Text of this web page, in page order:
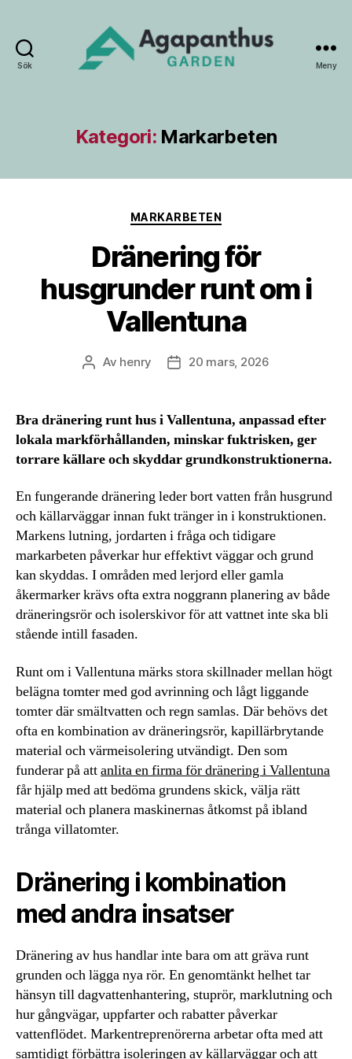
Sök Meny
Kategori: Markarbeten
Kategorier
MARKARBETEN
Dränering för
husgrunder runt om i
Vallentuna
Inläggsförfattare
Av henry Inläggsdatum
20 mars, 2026
Bra dränering runt hus i Vallentuna, anpassad efter
lokala markförhållanden, minskar fuktrisken, ger
torrare källare och skyddar grundkonstruktionerna.
En fungerande dränering leder bort vatten från husgrund
och källarväggar innan fukt tränger in i konstruktionen.
Markens lutning, jordarten i fråga och tidigare
markarbeten påverkar hur effektivt väggar och grund
kan skyddas. I områden med lerjord eller gamla
åkermarker krävs ofta extra noggrann planering av både
dräneringsrör och isolerskivor för att vattnet inte ska bli
stående intill fasaden.
Runt om i Vallentuna märks stora skillnader mellan högt
belägna tomter med god avrinning och lågt liggande
tomter där smältvatten och regn samlas. Där behövs det
ofta en kombination av dräneringsrör, kapillärbrytande
material och värmeisolering utvändigt. Den som
funderar på attanlita en firma för dränering i Vallentuna
får hjälp med att bedöma grundens skick, välja rätt
material och planera maskinernas åtkomst på ibland
trånga villatomter.
Dränering i kombination
med andra insatser
Dränering av hus handlar inte bara om att gräva runt
grunden och lägga nya rör. En genomtänkt helhet tar
hänsyn till dagvattenhantering, stuprör, marklutning och
hur gångvägar, uppfarter och rabatter påverkar
vattenflödet. Markentreprenörerna arbetar ofta med att
samtidigt förbättra isoleringen av källarväggar och att